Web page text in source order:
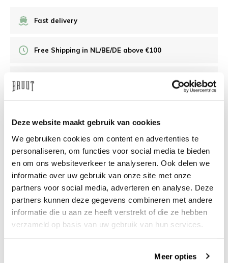
Deze website maakt gebruik van cookies
We gebruiken cookies om content en advertenties te
personaliseren, om functies voor social media te bieden
en om ons websiteverkeer te analyseren. Ook delen we
informatie over uw gebruik van onze site met onze
partners voor social media, adverteren en analyse. Deze
partners kunnen deze gegevens combineren met andere
informatie die u aan ze heeft verstrekt of die ze hebben
verzameld op basis van uw gebruik van hun services.
Meer opties
Fast delivery
Free Shipping in NL/BE/DE above €100
Need help?We're glad to help
Live chat
About this product
Shipment and returns
Related products